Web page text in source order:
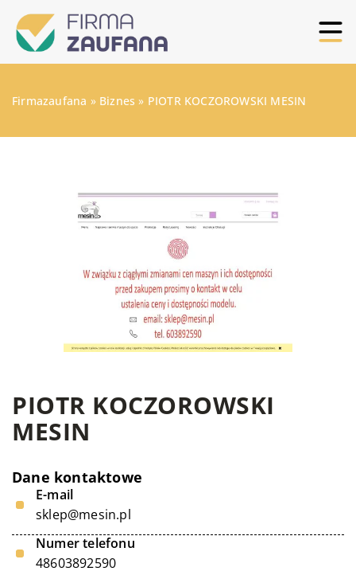
Firmazaufana » Biznes » PIOTR KOCZOROWSKI MESIN
PIOTR KOCZOROWSKI
MESIN
Dane kontaktowe
E-mail
sklep@mesin.pl
Numer telefonu
48603892590